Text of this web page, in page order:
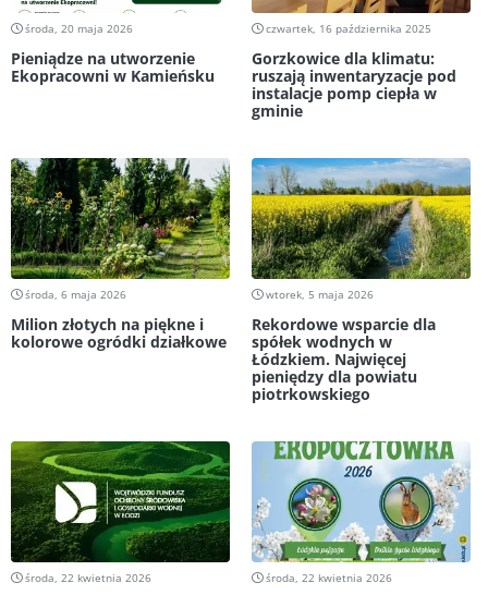
środa, 20 maja 2026
Pieniądze na utworzenie
Ekopracowni w Kamieńsku
czwartek, 16 października 2025
Gorzkowice dla klimatu:
ruszają inwentaryzacje pod
instalacje pomp ciepła w
gminie
środa, 6 maja 2026
Milion złotych na piękne i
kolorowe ogródki działkowe
wtorek, 5 maja 2026
Rekordowe wsparcie dla
spółek wodnych w
Łódzkiem. Najwięcej
pieniędzy dla powiatu
piotrkowskiego
środa, 22 kwietnia 2026 środa, 22 kwietnia 2026